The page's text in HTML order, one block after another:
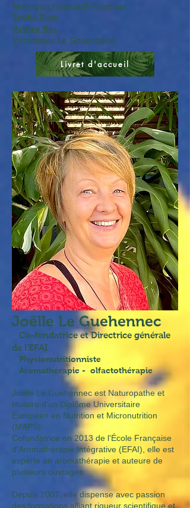
Morrigan Hesnault-Frémaux
Emilie Plais
Patrice Ras
Véronique Le Goascogne
Livret d'accueil
Joëlle Le Guehennec
​ Co-fondatrice et Directrice générale
de l'EFAI
Physionutritionniste
Aromathérapie - olfactothérapie
Joëlle Le Guehennec est Naturopathe et
titulaire d'un Diplôme Universitaire
Européen en Nutrition et Micronutrition
(MAPS).
​Cofondatrice en 2013 de l'École Française
d'Aromathérapie Intégrative (EFAI), elle est
experte en aromathérapie et auteure de
plusieurs ouvrages.
Depuis 2007, elle dispense avec passion
des formations alliant rigueur scientifique et